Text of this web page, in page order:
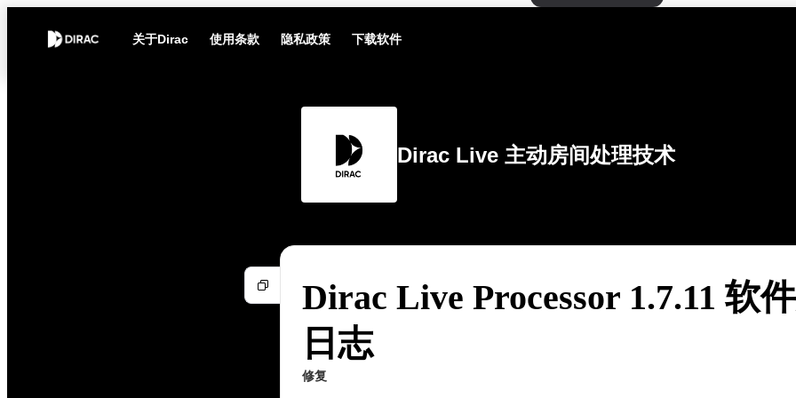
关于Dirac 使用条款 隐私政策 下载软件
Dirac Live 主动房间处理技术
Dirac Live Processor 1.7.11 软
日志
修复